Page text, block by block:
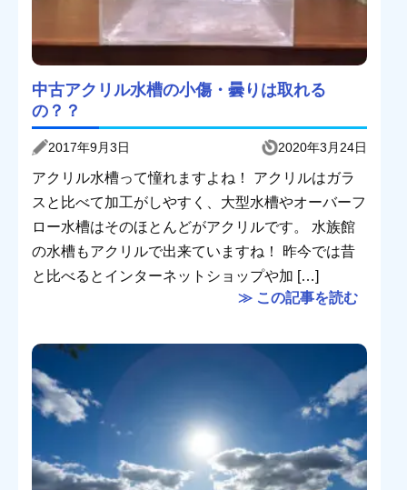
中古アクリル水槽の小傷・曇りは取れる
の？？
2017年9月3日 2020年3月24日
アクリル水槽って憧れますよね！ アクリルはガラ
スと比べて加工がしやすく、大型水槽やオーバーフ
ロー水槽はそのほとんどがアクリルです。 水族館
の水槽もアクリルで出来ていますね！ 昨今では昔
と比べるとインターネットショップや加 […]
≫ この記事を読む